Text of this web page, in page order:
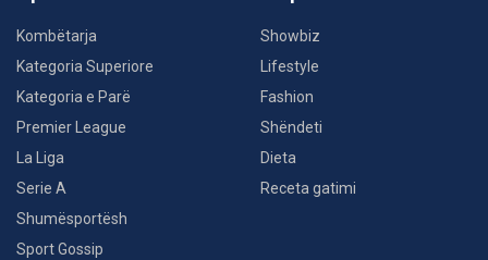
Kombëtarja
Kategoria Superiore
Kategoria e Parë
Premier League
La Liga
Serie A
Shumësportësh
Sport Gossip
Showbiz
Lifestyle
Fashion
Shëndeti
Dieta
Receta gatimi